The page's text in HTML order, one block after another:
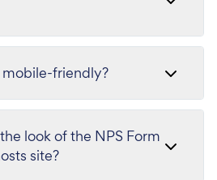
mobile-friendly?
look of the NPS Form
site?